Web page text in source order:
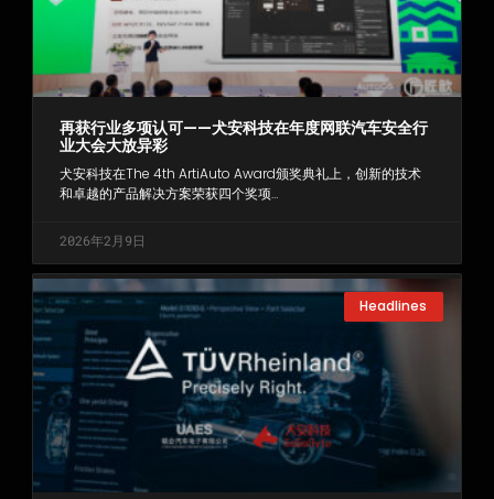
再获行业多项认可——犬安科技在年度网联汽车安全行
业大会大放异彩
犬安科技在The 4th ArtiAuto Award颁奖典礼上，创新的技术
和卓越的产品解决方案荣获四个奖项…
2026年2月9日
Headlines